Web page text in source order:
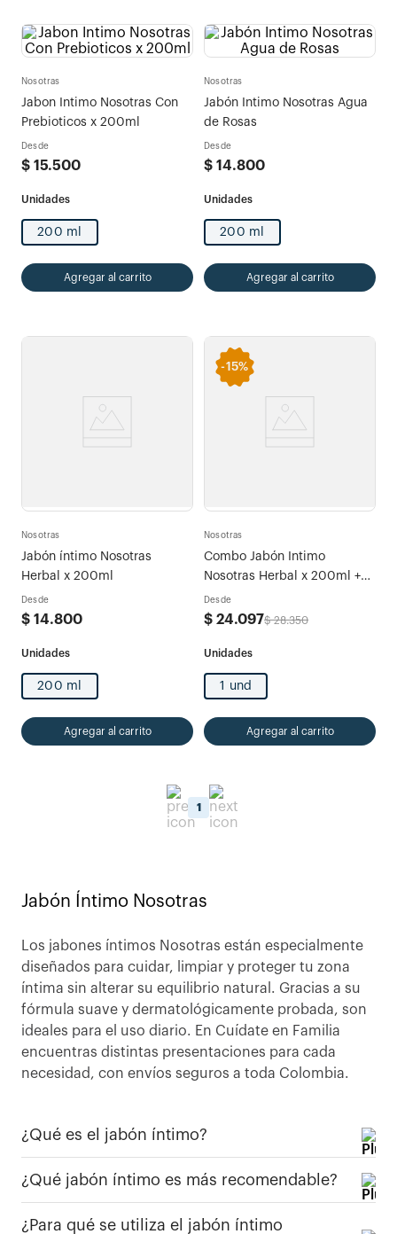
Nosotras
Jabon Intimo Nosotras Con
Prebioticos x 200ml
Desde
$ 15.500
200 ml
Agregar al carrito
Nosotras
Jabón Intimo Nosotras Agua
de Rosas
Desde
$ 14.800
200 ml
Agregar al carrito
Nosotras
Jabón íntimo Nosotras
Herbal x 200ml
Desde
$ 14.800
200 ml
Agregar al carrito
-15%
Nosotras
Combo Jabón Intimo
Nosotras Herbal x 200ml +
Pañitos Intimos Nosotras
Herbal x 80u
Desde
$ 24.097$ 28.350
1 und
Agregar al carrito
1
Jabón Íntimo Nosotras
Los jabones íntimos Nosotras están especialmente
diseñados para cuidar, limpiar y proteger tu zona
íntima sin alterar su equilibrio natural. Gracias a su
fórmula suave y dermatológicamente probada, son
ideales para el uso diario. En Cuídate en Familia
encuentras distintas presentaciones para cada
necesidad, con envíos seguros a toda Colombia.
¿Qué es el jabón íntimo?
¿Qué jabón íntimo es más recomendable?
¿Para qué se utiliza el jabón íntimo